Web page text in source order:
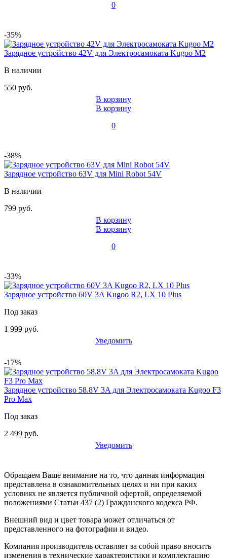
0
-35%
Зарядное устройство 42V для Электросамоката Kugoo M2
В наличии
550 руб.
В корзину
В корзину
0
-38%
Зарядное устройство 63V для Mini Robot 54V
В наличии
799 руб.
В корзину
В корзину
0
-33%
Зарядное устройство 60V 3A Kugoo R2, LX 10 Plus
Под заказ
1 999 руб.
Уведомить
-17%
Зарядное устройство 58.8V 3A для Электросамоката Kugoo F3
Pro Max
Под заказ
2 499 руб.
Уведомить
Обращаем Ваше внимание на то, что данная информация
представлена в ознакомительных целях и ни при каких
условиях не является публичной офертой, определяемой
положениями Статьи 437 (2) Гражданского кодекса РФ.
Внешний вид и цвет товара может отличаться от
представленного на фотографии и видео.
Компания производитель оставляет за собой право вносить
изменения в технические характеристики и комплектацию